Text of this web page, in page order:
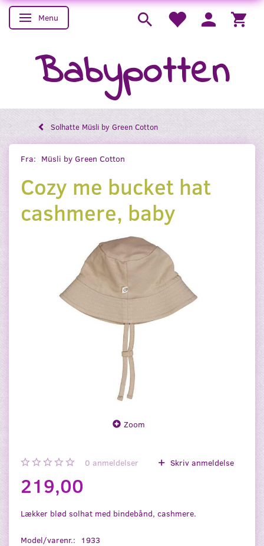
Skifte navigation
Menu
Babypotten
Solhatte Müsli by Green Cotton
Fra: Müsli by Green Cotton
Cozy me bucket hat
cashmere, baby
Zoom
0 anmeldelser Skriv anmeldelse
219,00
Lækker blød solhat med bindebånd, cashmere.
Model/varenr.:
1933